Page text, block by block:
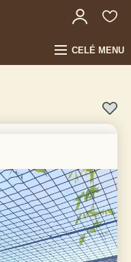
CELÉ MENU